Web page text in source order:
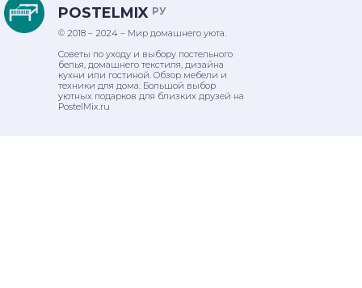
POSTELMIX РУ
© 2018 – 2024 – Мир домашнего уюта.
Советы по уходу и выбору постельного
белья, домашнего текстиля, дизайна
кухни или гостиной. Обзор мебели и
техники для дома. Большой выбор
уютных подарков для близких друзей на
PostelMix.ru